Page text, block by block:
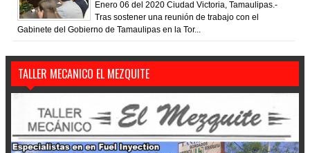
Enero 06 del 2020 Ciudad Victoria, Tamaulipas.-
Tras sostener una reunión de trabajo con el
Gabinete del Gobierno de Tamaulipas en la Tor...
TALLER MECANICO EL MEZQUITE